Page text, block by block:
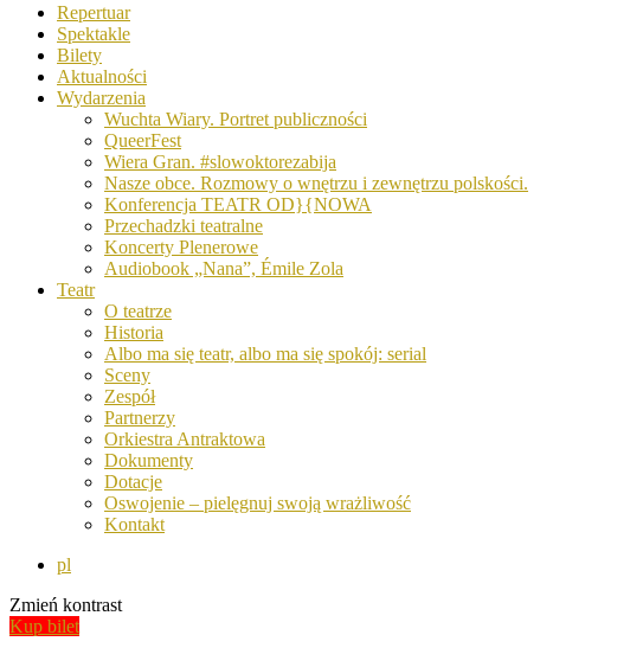
Repertuar
Spektakle
Bilety
Aktualności
Wydarzenia
Wuchta Wiary. Portret publiczności
QueerFest
Wiera Gran. #slowoktorezabija
Nasze obce. Rozmowy o wnętrzu i zewnętrzu polskości.
Konferencja TEATR OD}{NOWA
Przechadzki teatralne
Koncerty Plenerowe
Audiobook „Nana”, Émile Zola
Teatr
O teatrze
Historia
Albo ma się teatr, albo ma się spokój: serial
Sceny
Zespół
Partnerzy
Orkiestra Antraktowa
Dokumenty
Dotacje
Oswojenie – pielęgnuj swoją wrażliwość
Kontakt
pl
Zmień kontrast
Kup bilet